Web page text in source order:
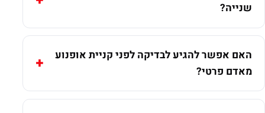
שנייה?
האם אפשר להגיע לבדיקה לפני קניית אופנוע
מאדם פרטי?